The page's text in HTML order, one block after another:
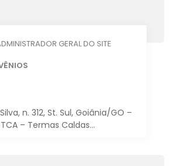
GERAL DO SITE
n. 312, St. Sul, Goiânia/GO –
– Termas Caldas…